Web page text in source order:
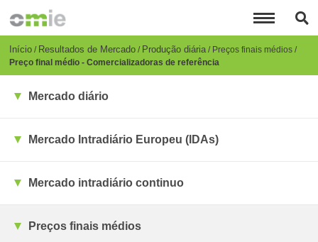
para
conteúdo
principal
Breadcrumb
Início Resultados de Mercado Produção diária Preços finais médios
Preço final médio - Comercializadoras de referência
Mercado diário
Mercado Intradiário Europeu (IDAs)
Mercado intradiário continuo
Preços finais médios